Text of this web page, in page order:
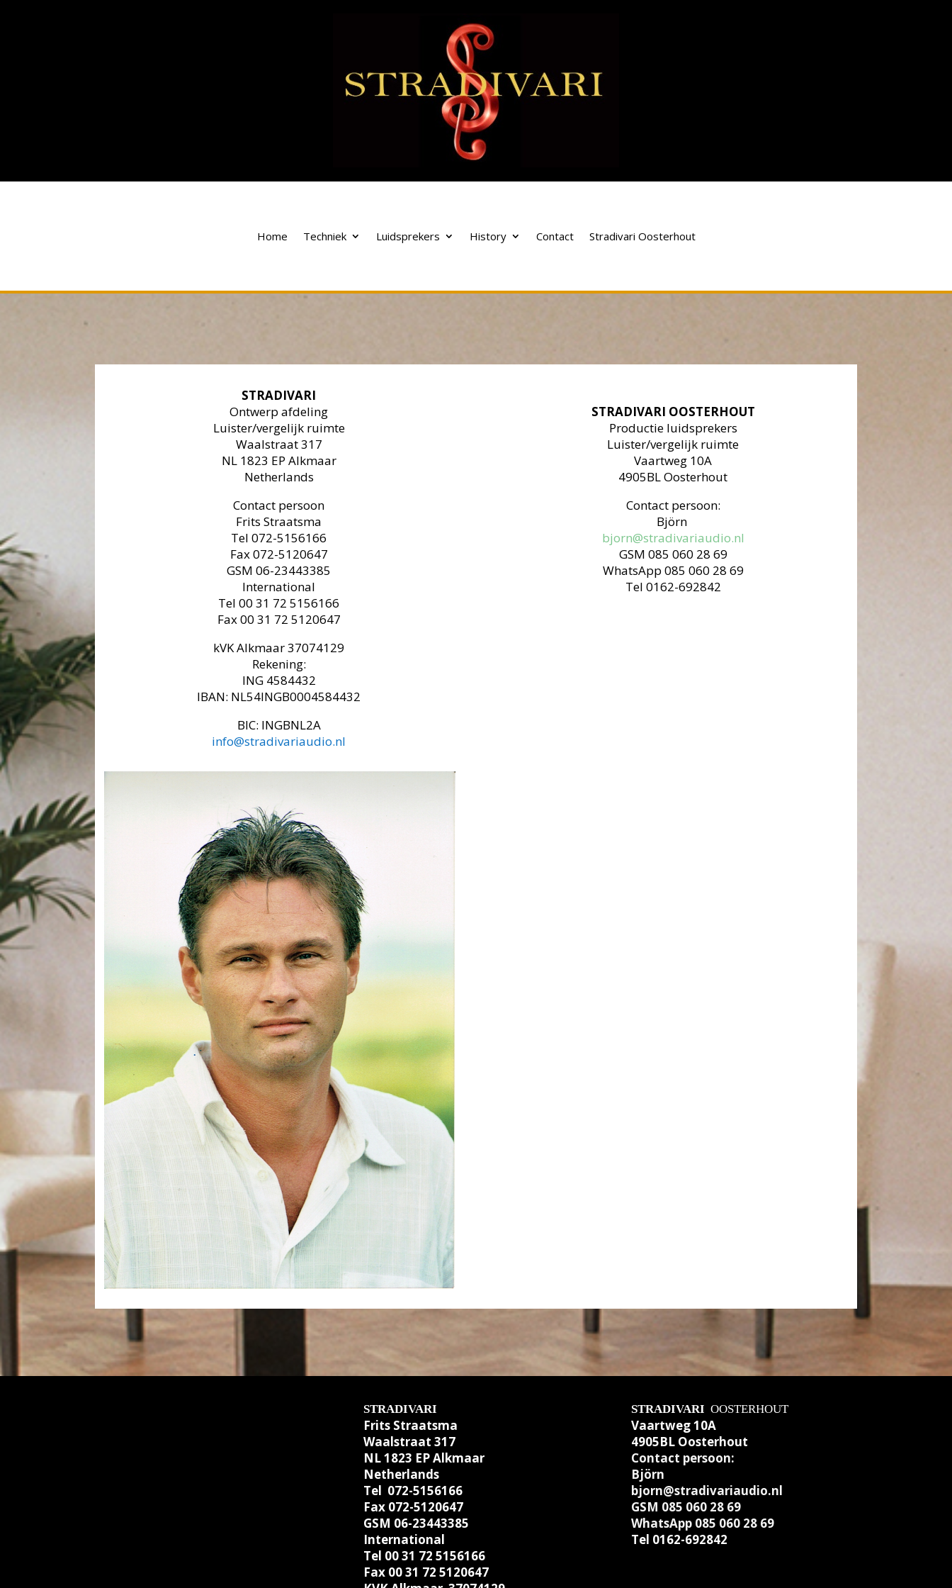
Home Techniek Luidsprekers History Contact Stradivari Oosterhout
STRADIVARI
Ontwerp afdeling
Luister/vergelijk ruimte
Waalstraat 317
NL 1823 EP Alkmaar
Netherlands
Contact persoon
Frits Straatsma
Tel 072-5156166
Fax 072-5120647
GSM 06-23443385
International
Tel 00 31 72 5156166
Fax 00 31 72 5120647
kVK Alkmaar 37074129
Rekening:
ING 4584432
IBAN: NL54INGB0004584432
BIC: INGBNL2A
info@stradivariaudio.nl
STRADIVARI OOSTERHOUT
Productie luidsprekers
Luister/vergelijk ruimte
Vaartweg 10A
4905BL Oosterhout
Contact persoon:
Björn
bjorn@stradivariaudio.nl
GSM 085 060 28 69
WhatsApp 085 060 28 69
Tel 0162-692842
STRADIVARI
Frits Straatsma
Waalstraat 317
NL 1823 EP Alkmaar
Netherlands
Tel 072-5156166
Fax 072-5120647
GSM 06-23443385
International
Tel 00 31 72 5156166
Fax 00 31 72 5120647
STRADIVARI OOSTERHOUT
Vaartweg 10A
4905BL Oosterhout
Contact persoon:
Björn
bjorn@stradivariaudio.nl
GSM 085 060 28 69
WhatsApp 085 060 28 69
Tel 0162-692842